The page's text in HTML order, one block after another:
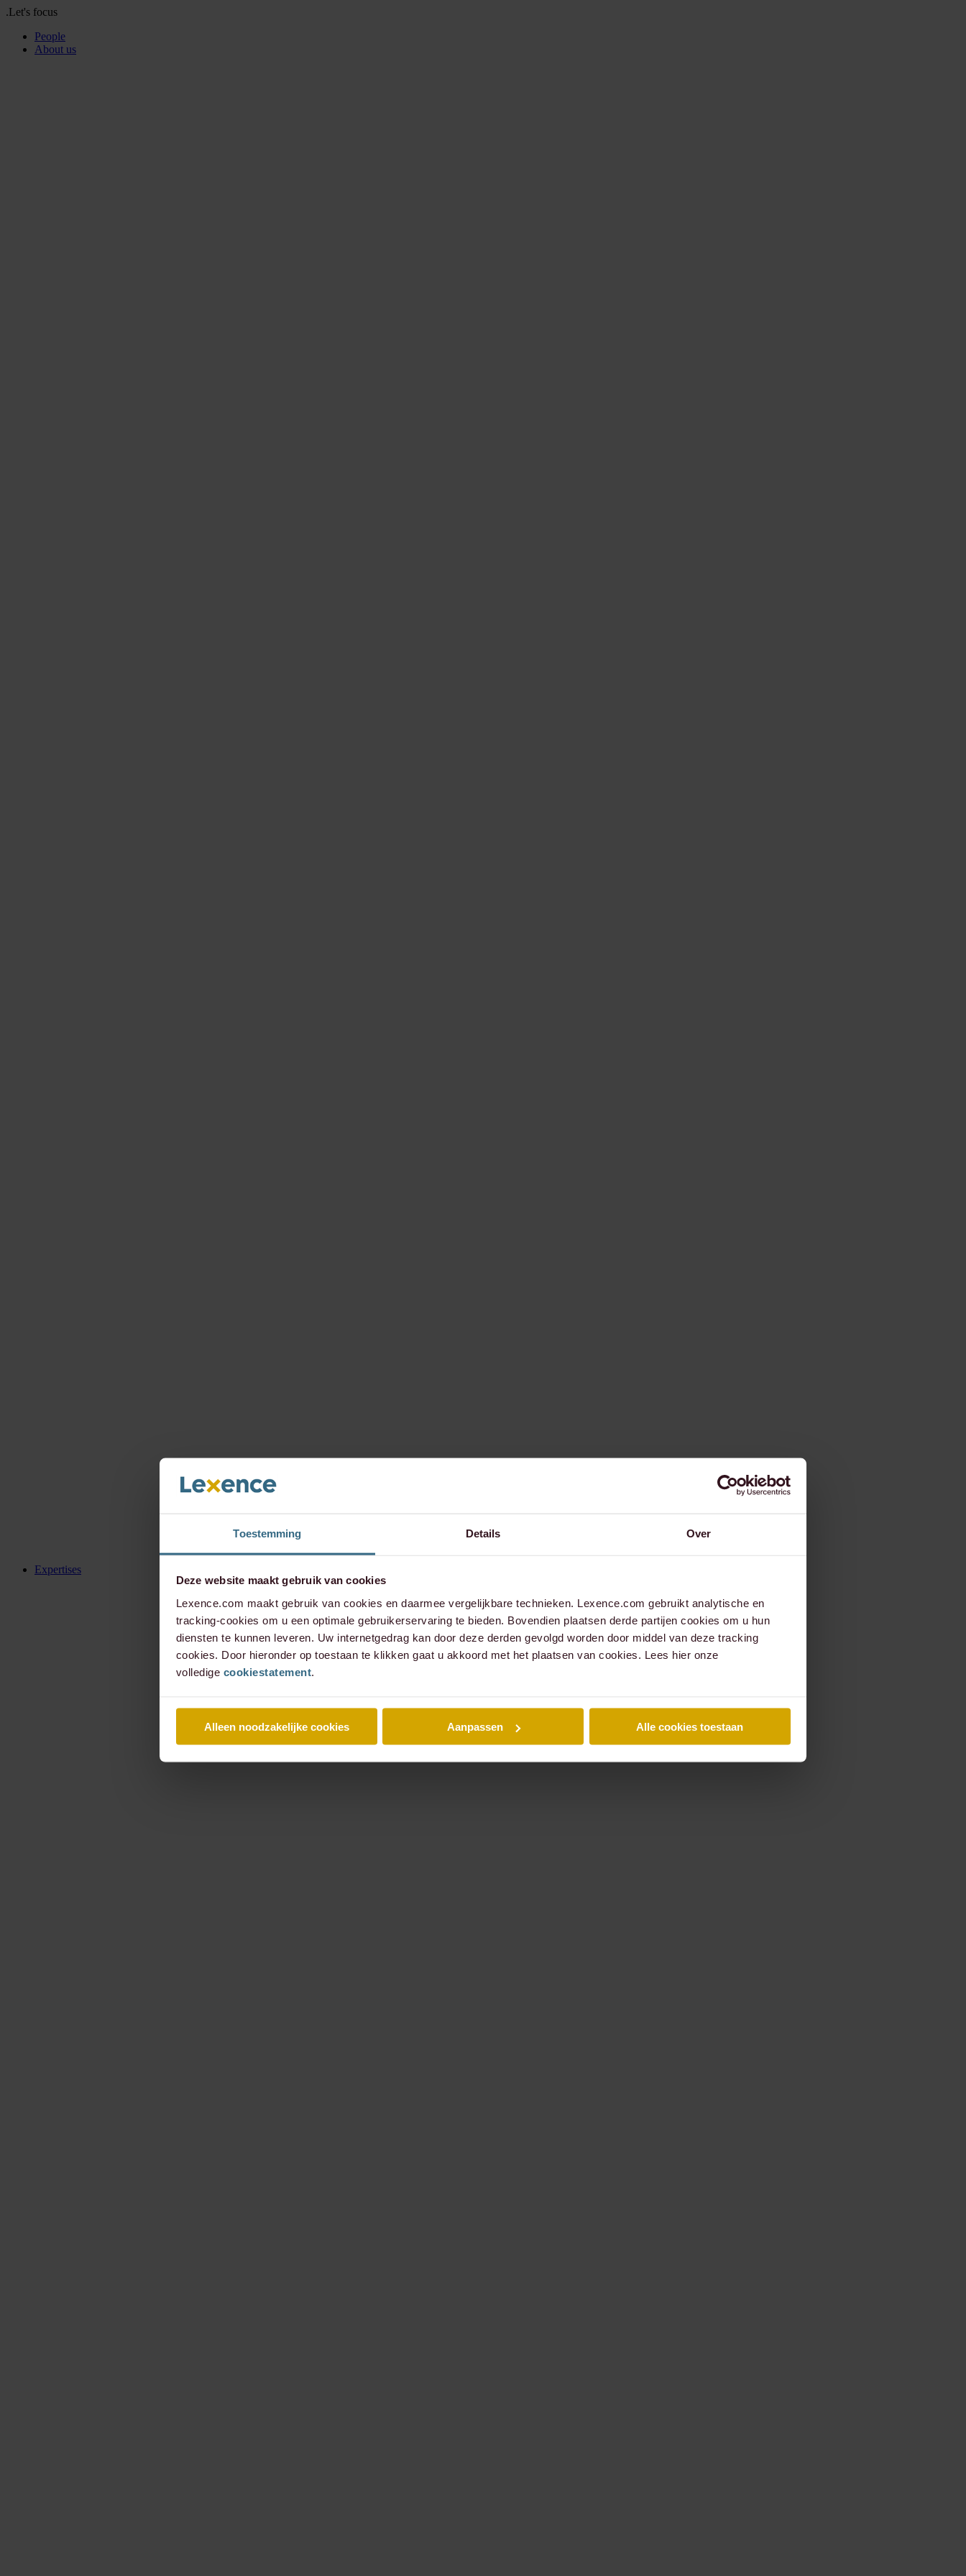
Toestemming Details Over
Deze website maakt gebruik van cookies
Lexence.com maakt gebruik van cookies en daarmee vergelijkbare technieken. Lexence.com gebruikt analytische en
tracking-cookies om u een optimale gebruikerservaring te bieden. Bovendien plaatsen derde partijen cookies om u hun
diensten te kunnen leveren. Uw internetgedrag kan door deze derden gevolgd worden door middel van deze tracking
cookies. Door hieronder op toestaan te klikken gaat u akkoord met het plaatsen van cookies. Lees hier onze
volledige cookiestatement.
Alleen noodzakelijke cookies Aanpassen Alle cookies toestaan
.Let's focus
People
About us
Expertises